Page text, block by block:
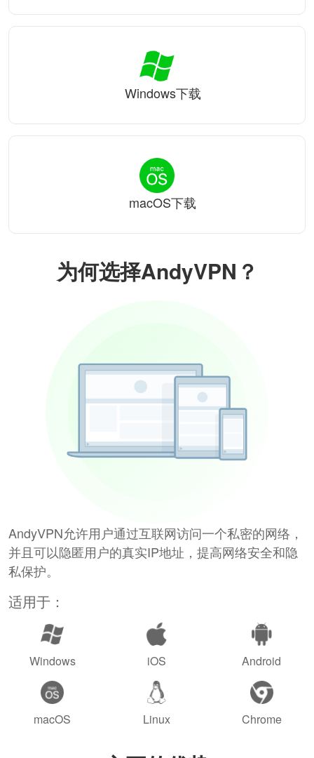
为何选择AndyVPN？
AndyVPN允许用户通过互联网访问一个私密的网络，
并且可以隐匿用户的真实IP地址，提高网络安全和隐
私保护。
适用于：
Windows iOS Android
macOS Linux Chrome
Windows下载
macOS下载